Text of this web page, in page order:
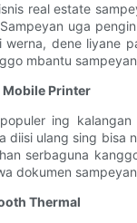
real estate
uga
dene liyane
mbantu
Mobile Printer
ing
ulang sing
serbaguna
dokumen
Thermal